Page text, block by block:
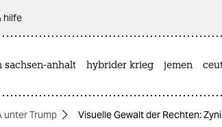
hilfe
sachsen-anhalt hybrider krieg jemen
unter Trump Visuelle Gewalt der Rechten: